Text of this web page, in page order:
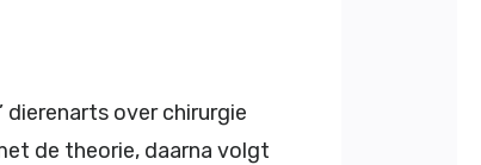
over chirurgie
de theorie, daarna volgt